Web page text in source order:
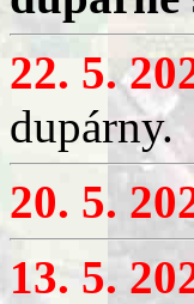
22. 5.
dupárny.
20. 5.
13. 5.